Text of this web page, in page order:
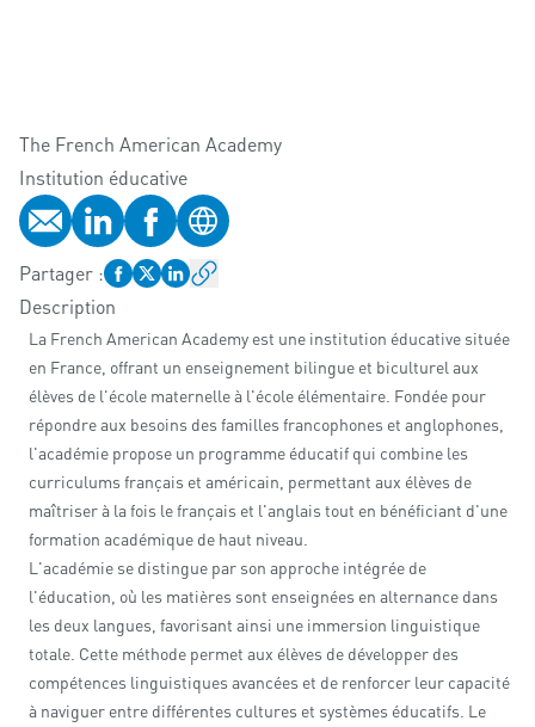
The French American Academy
Institution éducative
E-mailProfil LinkedIn
Profil Facebook
Site web
Partager :
Description
La French American Academy est une institution éducative située
en France, offrant un enseignement bilingue et biculturel aux
élèves de l'école maternelle à l'école élémentaire. Fondée pour
répondre aux besoins des familles francophones et anglophones,
l'académie propose un programme éducatif qui combine les
curriculums français et américain, permettant aux élèves de
maîtriser à la fois le français et l'anglais tout en bénéficiant d'une
formation académique de haut niveau.
L'académie se distingue par son approche intégrée de
l'éducation, où les matières sont enseignées en alternance dans
les deux langues, favorisant ainsi une immersion linguistique
totale. Cette méthode permet aux élèves de développer des
compétences linguistiques avancées et de renforcer leur capacité
à naviguer entre différentes cultures et systèmes éducatifs. Le